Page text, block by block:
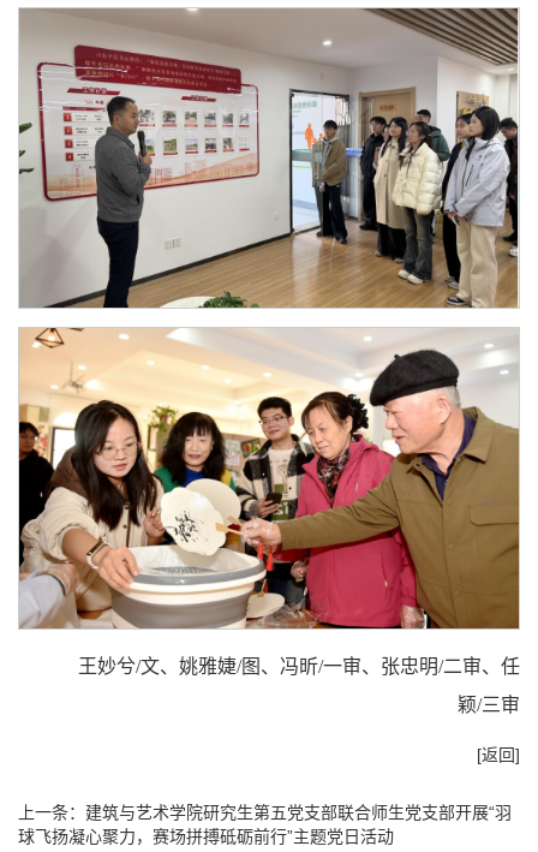
王妙兮/文、姚雅婕/图、冯昕/一审、张忠明/二审、任
颖/三审
[返回]
上一条： 建筑与艺术学院研究生第五党支部联合师生党支部开展“羽
球飞扬凝心聚力，赛场拼搏砥砺前行”主题党日活动